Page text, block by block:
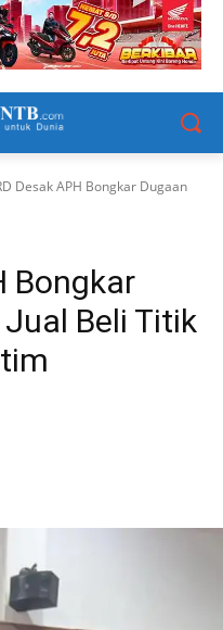
Desak APH Bongkar Dugaan
Bongkar
Beli Titik